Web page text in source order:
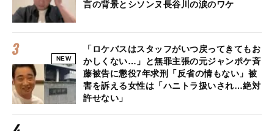
言の背景とシソンヌ長谷川の涙のワケ
NEW
「ロケバスはスタッフがいつ戻ってきてもお
かしくない…」と無罪主張の元ジャンポケ斉
藤被告に懲役7年求刑「反省の情もない」被
害を訴える女性は「ハニトラ扱いされ…絶対
許せない」